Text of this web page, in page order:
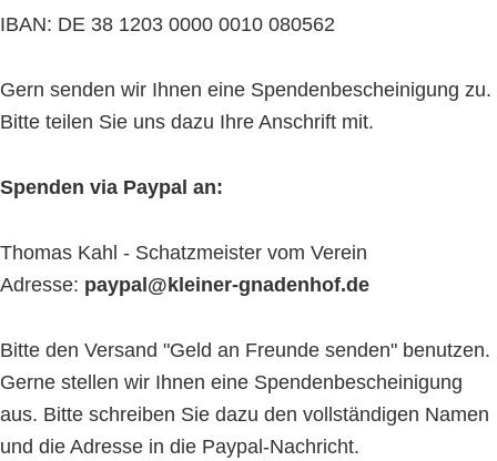
IBAN: DE 38 1203 0000 0010 080562
Gern senden wir Ihnen eine Spendenbescheinigung zu.
Bitte teilen Sie uns dazu Ihre Anschrift mit.
Spenden via Paypal an:
Thomas Kahl - Schatzmeister vom Verein
Adresse: paypal@kleiner-gnadenhof.de
Bitte den Versand "Geld an Freunde senden" benutzen.
Gerne stellen wir Ihnen eine Spendenbescheinigung
aus. Bitte schreiben Sie dazu den vollständigen Namen
und die Adresse in die Paypal-Nachricht.